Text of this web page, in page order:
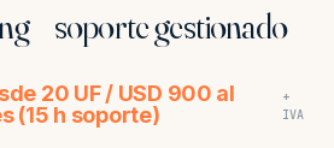
+ soporte gestionado
20 UF / USD 900 al
(15 h soporte)
+
IVA